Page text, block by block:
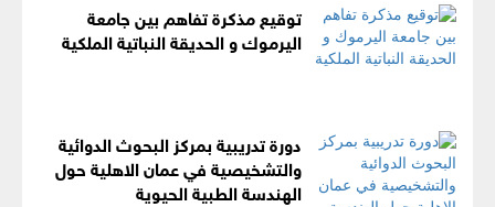
توقيع مذكرة تفاهم بين جامعة
اليرموك و الحديقة النباتية الملكية
دورة تدريبية بمركز البحوث الدوائية
والتشخيصية في عمان الاهلية حول
الهندسة الطبية الحيوية